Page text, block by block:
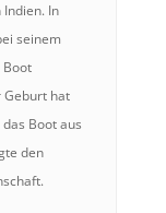
In
seinem
Boot
Geburt hat
Boot aus
den